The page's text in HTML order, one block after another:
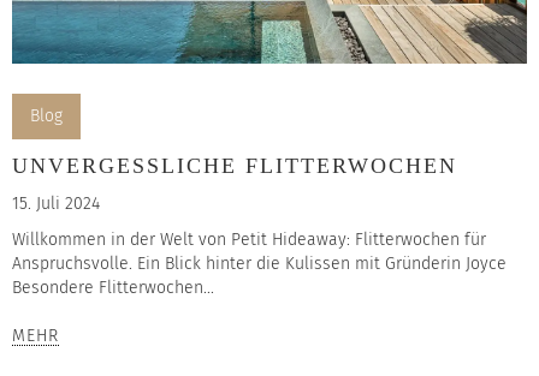
Blog
UNVERGESSLICHE FLITTERWOCHEN
15. Juli 2024
Willkommen in der Welt von Petit Hideaway: Flitterwochen für
Anspruchsvolle. Ein Blick hinter die Kulissen mit Gründerin Joyce
Besondere Flitterwochen...
MEHR